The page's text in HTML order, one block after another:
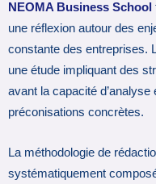
NEOMA Business School
une réflexion autour des
constante des entreprises.
une étude impliquant des
avant la capacité d’analyse
préconisations concrètes.
La méthodologie de
systématiquement